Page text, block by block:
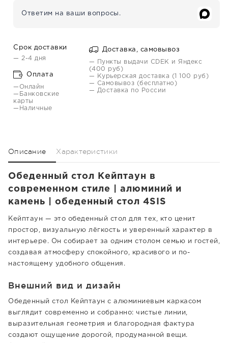
Ответим на ваши вопросы.
Срок доставки
— 2-4 дня
Оплата
—Онлайн
—Банковские
карты
—Наличные
Доставка, самовывоз
— Пункты выдачи CDEK и Яндекс
(400 руб)
— Курьерская доставка (1 100 руб)
— Самовывоз (бесплатно)
— Доставка по России
Описание Характеристики
Обеденный стол Кейптаун в
современном стиле | алюминий и
камень | обеденный стол 4SIS
Кейптаун — это обеденный стол для тех, кто ценит
простор, визуальную лёгкость и уверенный характер в
интерьере. Он собирает за одним столом семью и гостей,
создавая атмосферу спокойного, красивого и по-
настоящему удобного общения.
Внешний вид и дизайн
Обеденный стол Кейптаун с алюминиевым каркасом
выглядит современно и собранно: чистые линии,
выразительная геометрия и благородная фактура
создают ощущение дорогой, продуманной вещи.